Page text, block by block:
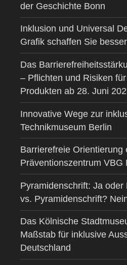
der Geschichte Bonn
Inklusion und Universal
Grafik schaffen Sie
Das
– Pflichten und Risiken
Produkten ab 28. Juni
Innovative Wege zur
Technikmuseum Berlin
Barrierefreie Orientierung
Präventionszentrum VBG
Pyramidenschrift: Ja
vs. Pyramidenschrift?
Das Kölnische
Maßstab für inklusive
Deutschland